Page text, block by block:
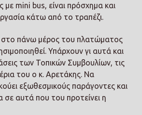
με mini bus, είναι πρόσχημα και
κάτω από το τραπέζι.
στο πάνω μέρος του πλατώματος
Υπάρχουν γι αυτά και
των Τοπικών Συμβουλίων, τις
του ο κ. Αρετάκης. Να
εξωθεσμικούς παράγοντες και
σε αυτά που του προτείνει η